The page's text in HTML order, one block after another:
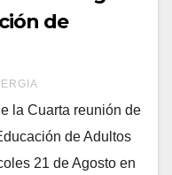
de
la Cuarta reunión de
de Adultos
21 de Agosto en